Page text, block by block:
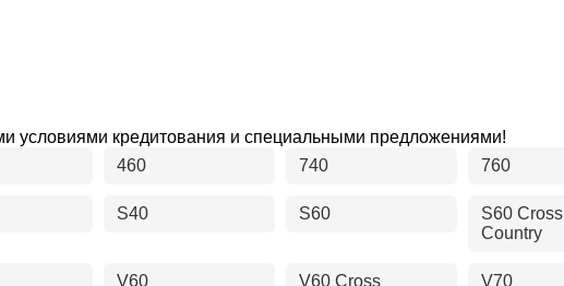
условиями кредитования и специальными предложениями!
460 740 760
S40 S60
S60 Cross
Country
V60
V60 Cross
V70